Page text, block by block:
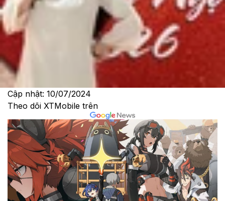
Nhân vật mới của Zenless Zone
Zero - Seth Lowell đã được công bố
Lê Thị Huỳnh Như
Ngày đăng:
10/07/2024
Cập nhật: 10/07/2024
Theo dõi XTMobile trên